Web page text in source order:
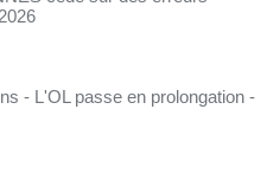
- L'OL passe en prolongation -